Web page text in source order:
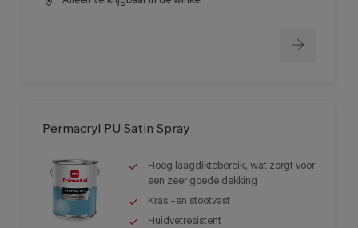
Permacryl PU Satin Spray
Hoog laagdiktebereik, wat zorgt voor
een zeer goede dekking
Kras –en stootvast
Huidvetresistent